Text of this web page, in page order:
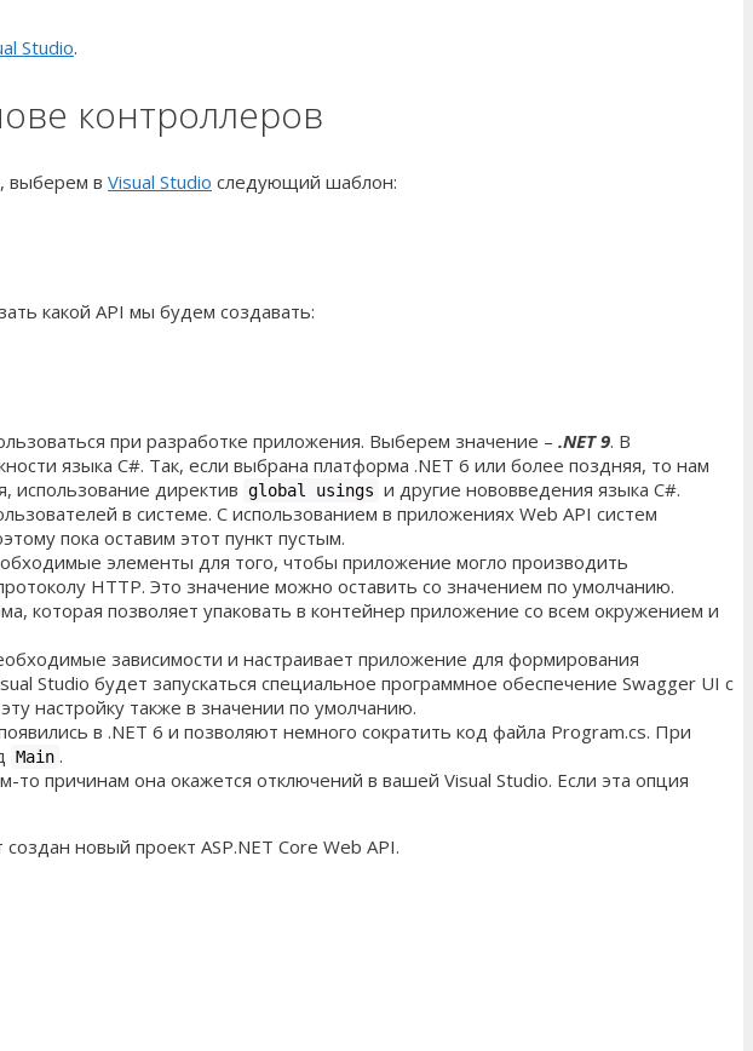
Studio.
контроллеров
выберем в Visual Studio следующий шаблон:
какой API мы будем создавать:
при разработке приложения. Выберем значение – .NET9. В
языка C#. Так, если выбрана платформа .NET 6 или более поздняя, то нам
использование директив global usings и другие нововведения языка C#.
в системе. С использованием в приложениях Web API систем
пока оставим этот пункт пустым.
элементы для того, чтобы приложение могло производить
HTTP. Это значение можно оставить со значением по умолчанию.
которая позволяет упаковать в контейнер приложение со всем окружением и
зависимости и настраивает приложение для формирования
Studio будет запускаться специальное программное обеспечение Swagger UI с
настройку также в значении по умолчанию.
в .NET 6 и позволяют немного сократить код файла Program.cs. При
Main .
то причинам она окажется отключений в вашей Visual Studio. Если эта опция
новый проект ASP.NET Core Web API.